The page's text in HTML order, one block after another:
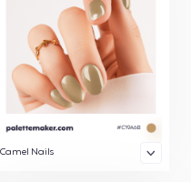
Camel Nails